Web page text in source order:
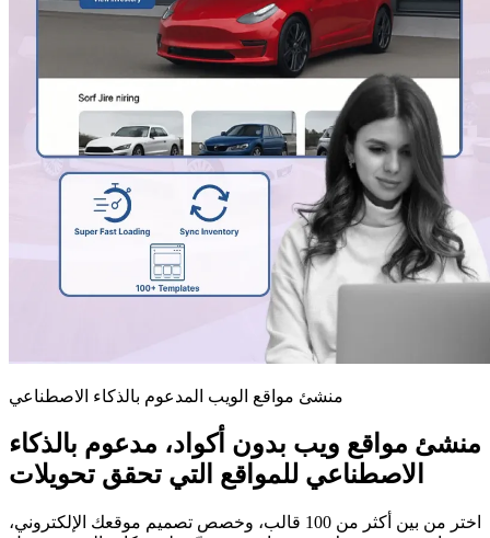
منشئ مواقع الويب المدعوم بالذكاء الاصطناعي
منشئ مواقع ويب بدون أكواد، مدعوم بالذكاء
الاصطناعي للمواقع التي تحقق تحويلات
اختر من بين أكثر من 100 قالب، وخصص تصميم موقعك الإلكتروني،